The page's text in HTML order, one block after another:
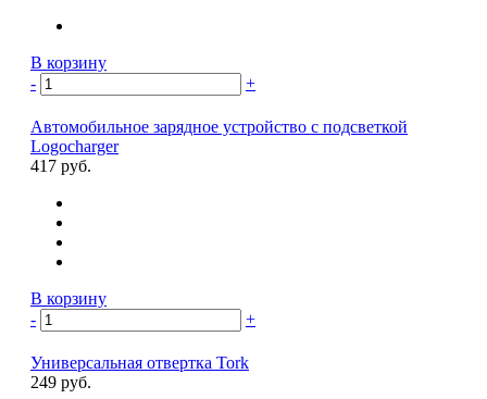
В корзину
-
+
Автомобильное зарядное устройство с подсветкой
Logocharger
417 руб.
В корзину
-
+
Универсальная отвертка Tork
249 руб.